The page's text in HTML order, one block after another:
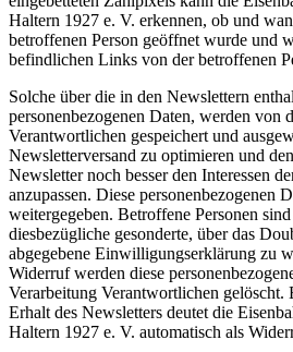
Haltern 1927 e. V. erkennen, ob und
betroffenen Person geöffnet wurde und
befindlichen Links von der betroffenen
Solche über die in den Newslettern
personenbezogenen Daten, werden von
Verantwortlichen gespeichert und
Newsletterversand zu optimieren und
Newsletter noch besser den Interessen
anzupassen. Diese personenbezogenen
weitergegeben. Betroffene Personen
diesbezügliche gesonderte, über das
abgegebene Einwilligungserklärung zu
Widerruf werden diese
Verarbeitung Verantwortlichen
Erhalt des Newsletters deutet die
Haltern 1927 e. V. automatisch als